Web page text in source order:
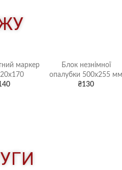
маркер
Блок незнімної
опалубки 500х255 мм
₴130